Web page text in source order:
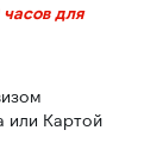
для
или Картой